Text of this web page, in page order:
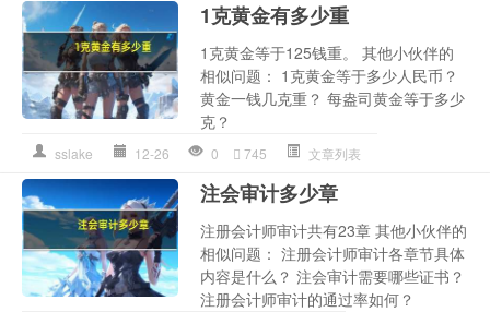
1克黄金有多少重
1克黄金等于125钱重。 其他小伙伴的
相似问题： 1克黄金等于多少人民币？
黄金一钱几克重？ 每盎司黄金等于多少
克？
sslake 12-26 0 745 文章列表
注会审计多少章
注册会计师审计共有23章 其他小伙伴的
相似问题： 注册会计师审计各章节具体
内容是什么？ 注会审计需要哪些证书？
注册会计师审计的通过率如何？